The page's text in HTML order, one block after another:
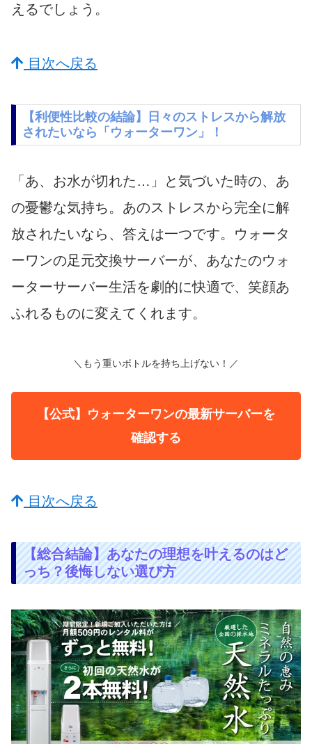
えるでしょう。
目次へ戻る
【利便性比較の結論】日々のストレスから解放
されたいなら「ウォーターワン」！
「あ、お水が切れた…」と気づいた時の、あ
の憂鬱な気持ち。あのストレスから完全に解
放されたいなら、答えは一つです。ウォータ
ーワンの足元交換サーバーが、あなたのウォ
ーターサーバー生活を劇的に快適で、笑顔あ
ふれるものに変えてくれます。
＼もう重いボトルを持ち上げない！／
【公式】ウォーターワンの最新サーバーを
確認する
目次へ戻る
【総合結論】あなたの理想を叶えるのはど
っち？後悔しない選び方